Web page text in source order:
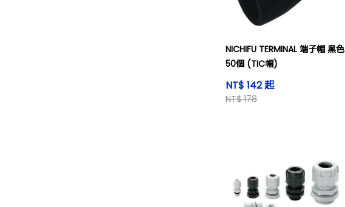
NICHIFU TERMINAL 端子帽 黑色
50個 (TIC帽)
NT$ 142 起
NT$ 178